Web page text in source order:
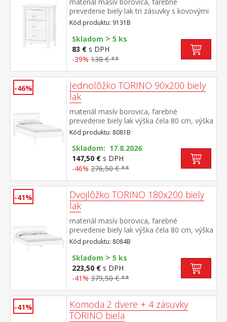
prevedenie biely lak tri zásuvky s kovovými
pojazdmi
Kód produktu: 9131B
Skladom > 5 ks
83 € s DPH
-39% 138 € **
-46%
Jednolôžko TORINO 90x200 biely
lak
materiál masív borovica, farebné
prevedenie biely lak výška čela 80 cm, výška
sedu 38 cm, cena bez roštu a matraca
minimálna odporúčaná výška matraca 15
cm odporúčaný rozmer matraca 90 × 200
cm a rošt R1 odporúčaná nosnosť do 120
kg
Kód produktu: 8081B
Skladom: 17.8.2026
147,50 € s DPH
-46% 276,50 € **
-41%
Dvojlôžko TORINO 180x200 biely
lak
materiál masív borovica, farebné
prevedenie biely lak výška čela 80 cm, výška
sedu 38 cm, cena bez roštu a
matraca minimálna odporúčaná výška
matraca 15 cm odporúčaný rozmer
matraca 180 × 200 cm alebo 2 kusy 90 ×
200 cm a rošt R4 alebo 2 kusy
R1 odporúčaná nosnosť do 120 kg na
každej polovici postele
Kód produktu: 8084B
Skladom > 5 ks
223,50 € s DPH
-41% 379,50 € **
-41%
Komoda 2 dvere + 4 zásuvky
TORINO biela